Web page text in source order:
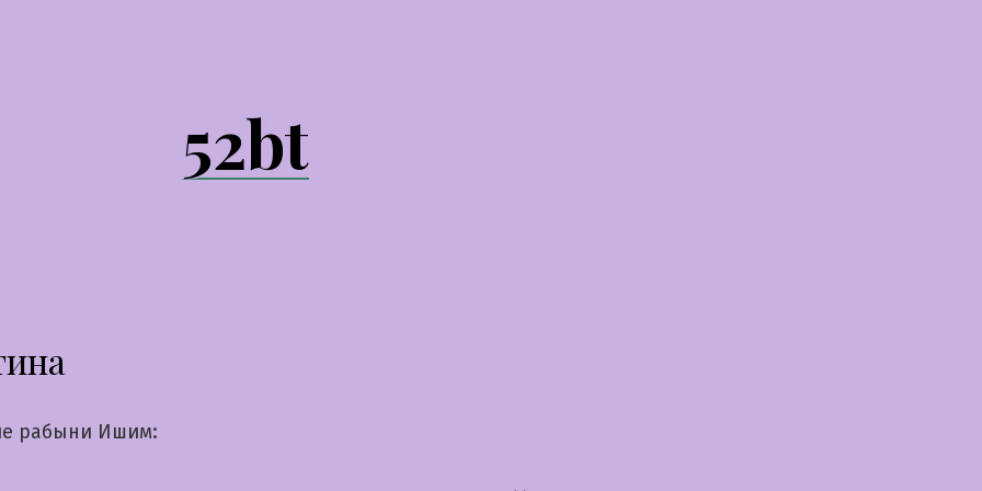
52bt
рабыни Ишим: